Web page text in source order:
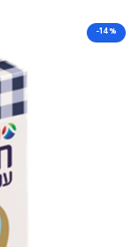
-14%